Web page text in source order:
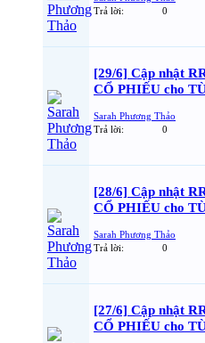
Trả lời:
0
[29/6] Cập nhật
CỔ PHIẾU cho
Sarah Phương Thảo
Trả lời:
0
[28/6] Cập nhật
CỔ PHIẾU cho
Sarah Phương Thảo
Trả lời:
0
[27/6] Cập nhật
CỔ PHIẾU cho